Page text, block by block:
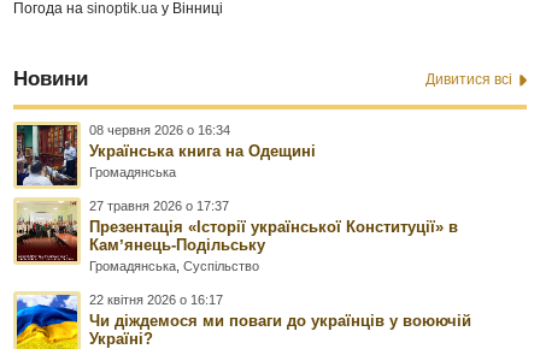
Погода наsinoptik.ua у Вінниці
Новини Дивитися всі
08 червня 2026 о 16:34
Українська книга на Одещині
Громадянська
27 травня 2026 о 17:37
Презентація «Історії української Конституції» в
Камʼянець-Подільську
Громадянська ,Суспільство
22 квітня 2026 о 16:17
Чи діждемося ми поваги до українців у воюючій
Україні?